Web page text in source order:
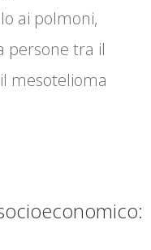
ai polmoni,
persone tra il
il mesotelioma